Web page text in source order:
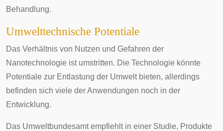
Behandlung.
Umwelttechnische Potentiale
Das Verhältnis von Nutzen und Gefahren der
Nanotechnologie ist umstritten. Die Technologie könnte
Potentiale zur Entlastung der Umwelt bieten, allerdings
befinden sich viele der Anwendungen noch in der
Entwicklung.
Das Umweltbundesamt empfiehlt in einer Studie, Produkte